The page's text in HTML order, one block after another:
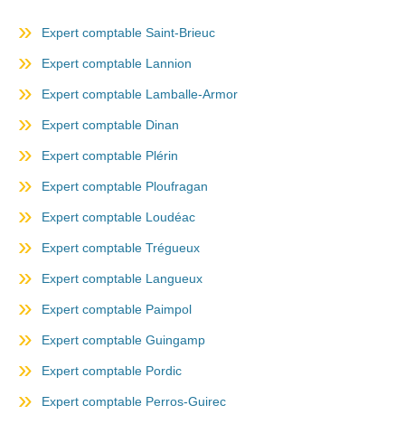
Expert comptable Saint-Brieuc
Expert comptable Lannion
Expert comptable Lamballe-Armor
Expert comptable Dinan
Expert comptable Plérin
Expert comptable Ploufragan
Expert comptable Loudéac
Expert comptable Trégueux
Expert comptable Langueux
Expert comptable Paimpol
Expert comptable Guingamp
Expert comptable Pordic
Expert comptable Perros-Guirec